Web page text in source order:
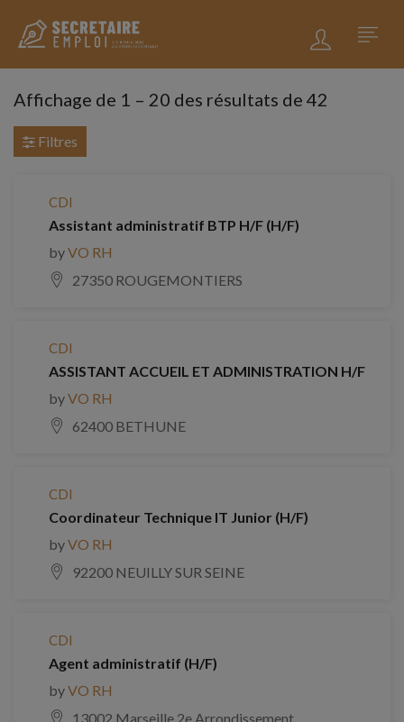
Affichage de 1 – 20 des résultats de 42
Filtres
CDI
Assistant administratif BTP H/F (H/F)
byVO RH
27350 ROUGEMONTIERS
CDI
ASSISTANT ACCUEIL ET ADMINISTRATION H/F
byVO RH
62400 BETHUNE
CDI
Coordinateur Technique IT Junior (H/F)
byVO RH
92200 NEUILLY SUR SEINE
CDI
Agent administratif (H/F)
byVO RH
13002 Marseille 2e Arrondissement